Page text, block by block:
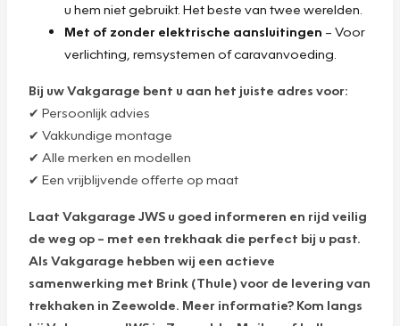
u hem niet gebruikt. Het beste van twee werelden.
Met of zonder elektrische aansluitingen – Voor
verlichting, remsystemen of caravanvoeding.
Bij uw Vakgarage bent u aan het juiste adres voor:
✔ Persoonlijk advies
✔ Vakkundige montage
✔ Alle merken en modellen
✔ Een vrijblijvende offerte op maat
Laat Vakgarage JWS u goed informeren en rijd veilig
de weg op – met een trekhaak die perfect bij u past.
Als Vakgarage hebben wij een actieve
samenwerking met Brink (Thule) voor de levering van
trekhaken in Zeewolde. Meer informatie? Kom langs